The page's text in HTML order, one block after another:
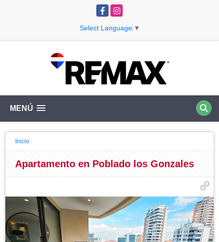
FacebookInstagram
Select Language ▼
MENÚ
Inicio
Apartamento en Poblado los Gonzales